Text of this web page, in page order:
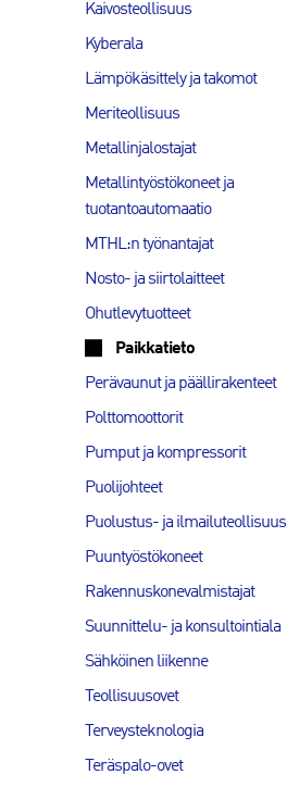
Kaivosteollisuus
Kyberala
Lämpökäsittely ja takomot
Meriteollisuus
Metallinjalostajat
Metallintyöstökoneet ja
tuotantoautomaatio
MTHL:n työnantajat
Nosto- ja siirtolaitteet
Ohutlevytuotteet
Paikkatieto
Perävaunut ja päällirakenteet
Polttomoottorit
Pumput ja kompressorit
Puolijohteet
Puolustus- ja ilmailuteollisuus
Puuntyöstökoneet
Rakennuskonevalmistajat
Suunnittelu- ja konsultointiala
Sähköinen liikenne
Teollisuusovet
Terveysteknologia
Teräspalo-ovet